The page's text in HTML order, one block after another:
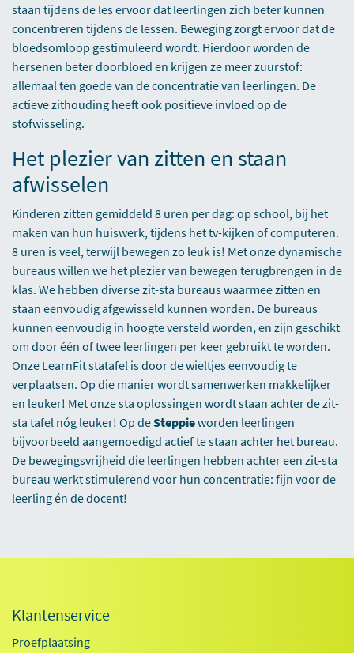
staan tijdens de les ervoor dat leerlingen zich beter kunnen
concentreren tijdens de lessen. Beweging zorgt ervoor dat de
bloedsomloop gestimuleerd wordt. Hierdoor worden de
hersenen beter doorbloed en krijgen ze meer zuurstof:
allemaal ten goede van de concentratie van leerlingen. De
actieve zithouding heeft ook positieve invloed op de
stofwisseling.
Het plezier van zitten en staan
afwisselen
Kinderen zitten gemiddeld 8 uren per dag: op school, bij het
maken van hun huiswerk, tijdens het tv-kijken of computeren.
8 uren is veel, terwijl bewegen zo leuk is! Met onze dynamische
bureaus willen we het plezier van bewegen terugbrengen in de
klas. We hebben diverse zit-sta bureaus waarmee zitten en
staan eenvoudig afgewisseld kunnen worden. De bureaus
kunnen eenvoudig in hoogte versteld worden, en zijn geschikt
om door één of twee leerlingen per keer gebruikt te worden.
Onze LearnFit statafel is door de wieltjes eenvoudig te
verplaatsen. Op die manier wordt samenwerken makkelijker
en leuker! Met onze sta oplossingen wordt staan achter de zit-
sta tafel nóg leuker! Op deSteppieworden leerlingen
bijvoorbeeld aangemoedigd actief te staan achter het bureau.
De bewegingsvrijheid die leerlingen hebben achter een zit-sta
bureau werkt stimulerend voor hun concentratie: fijn voor de
leerling én de docent!
Klantenservice
Proefplaatsing